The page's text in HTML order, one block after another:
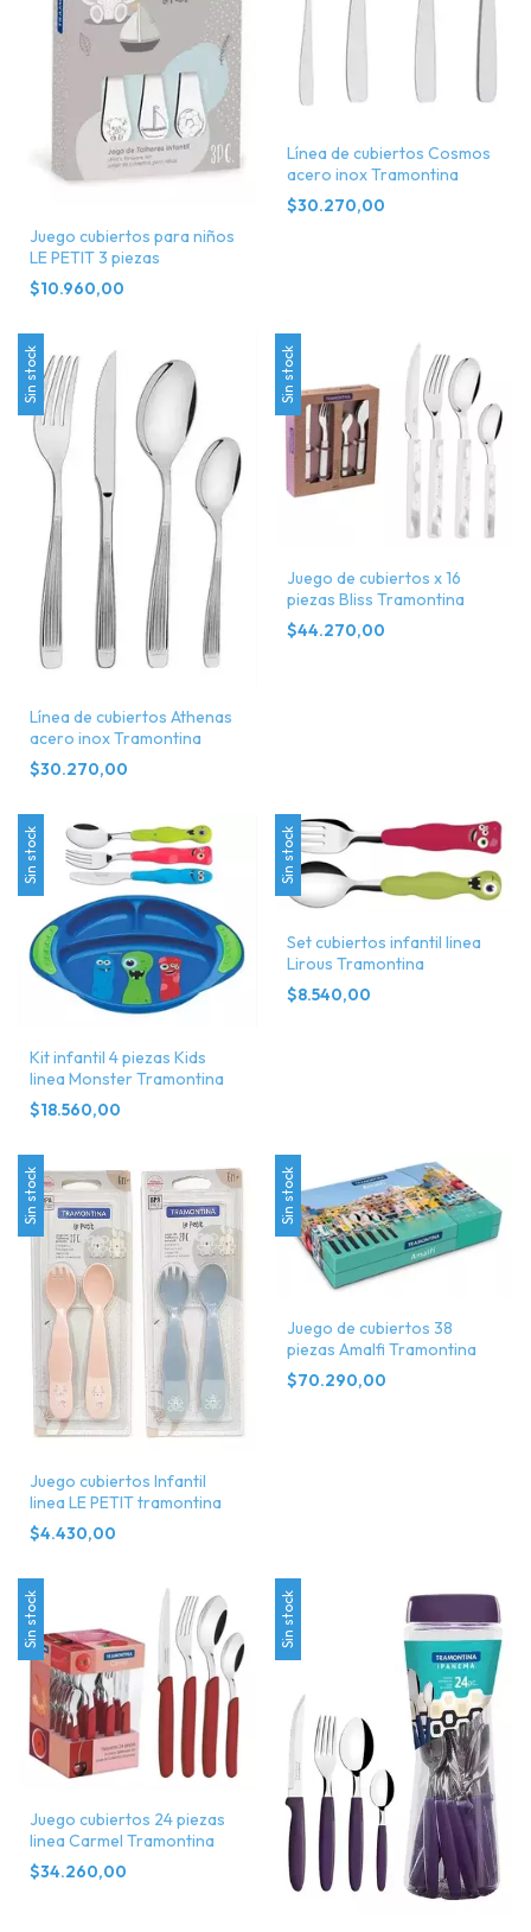
Juego cubiertos para niños
LE PETIT 3 piezas
$10.960,00
Línea de cubiertos Cosmos
acero inox Tramontina
$30.270,00
Sin stock
Línea de cubiertos Athenas
acero inox Tramontina
$30.270,00
Sin stock
Juego de cubiertos x 16
piezas Bliss Tramontina
$44.270,00
Sin stock
Kit infantil 4 piezas Kids
linea Monster Tramontina
$18.560,00
Sin stock
Set cubiertos infantil linea
Lirous Tramontina
$8.540,00
Sin stock
Juego cubiertos Infantil
linea LE PETIT tramontina
$4.430,00
Sin stock
Juego de cubiertos 38
piezas Amalfi Tramontina
$70.290,00
Sin stock
Juego cubiertos 24 piezas
linea Carmel Tramontina
$34.260,00
Sin stock